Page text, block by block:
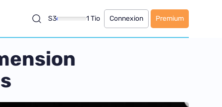
S3 1 Tio Connexion Premium